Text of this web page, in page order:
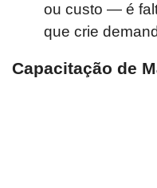
ou custo — é
que crie
Capacitação de